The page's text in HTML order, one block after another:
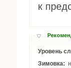
к
Уровень
Зимовка: